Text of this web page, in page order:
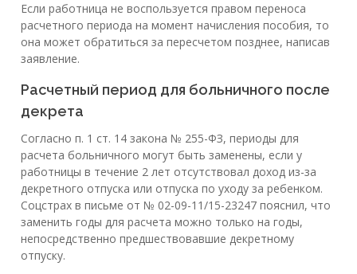
Если работница не воспользуется правом переноса
расчетного периода на момент начисления пособия, то
она может обратиться за пересчетом позднее, написав
заявление.
Расчетный период для больничного после
декрета
Согласно п. 1 ст. 14 закона № 255-ФЗ, периоды для
расчета больничного могут быть заменены, если у
работницы в течение 2 лет отсутствовал доход из-за
декретного отпуска или отпуска по уходу за ребенком.
Соцстрах в письме от № 02-09-11/15-23247 пояснил, что
заменить годы для расчета можно только на годы,
непосредственно предшествовавшие декретному
отпуску.